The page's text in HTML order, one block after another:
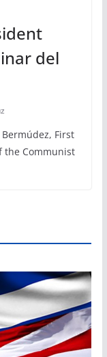
del
First
the Communist